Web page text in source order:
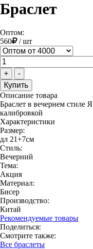
Браслет
Оптом:
560
/шт
+ -
Описание товара
Браслет в вечернем стиле
калибровкой
Характеристики
Размер:
дл 21+7см
Стиль:
Вечерний
Тема:
Акция
Материал:
Бисер
Производство:
Китай
Рекомендуемые товары
Поделиться:
Смотрите также:
Все браслеты